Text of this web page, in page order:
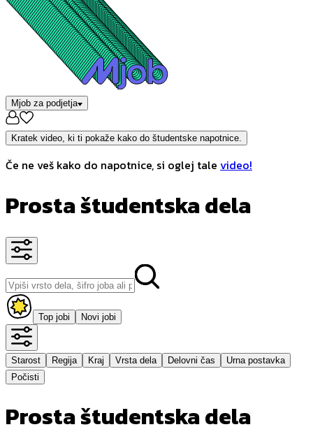
Mjob za podjetja
Kratek video, ki ti pokaže kako do študentske napotnice.
Če ne veš kako do napotnice, si oglej tale video!
Prosta študentska dela
Top jobi Novi jobi
Starost Regija Kraj Vrsta dela Delovni čas
Urna postavka
Počisti
Prosta študentska dela